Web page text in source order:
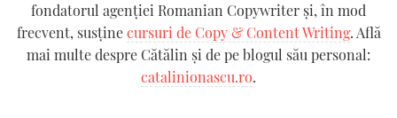
fondatorul agenției Romanian Copywriter şi, în mod
frecvent, susținecursuri de Copy & Content Writing. Află
mai multe despre Cătălin și de pe blogul său personal:
catalinionascu.ro.